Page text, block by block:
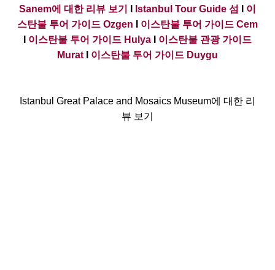
Sanem에 대한 리뷰 보기
Istanbul Tour Guide 섬
이
스탄불 투어 가이드 Ozgen
이스탄불 투어 가이드 Cem
이스탄불 투어 가이드 Hulya
이스탄불 관광 가이드
Murat
이스탄불 투어 가이드 Duygu
Istanbul Great Palace and Mosaics Museum에 대한 리
뷰 보기